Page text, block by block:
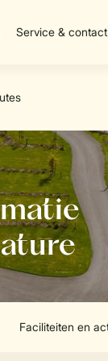
Service & contact